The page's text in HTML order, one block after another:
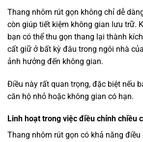
Thang nhôm rút gọn không chỉ dễ
còn giúp tiết kiệm không gian lưu trữ.
bạn có thể thu gọn thang lại thành
cất giữ ở bất kỳ đâu trong ngôi nhà
ảnh hưởng đến không gian.
Điều này rất quan trọng, đặc biệt nếu
căn hộ nhỏ hoặc không gian có hạn.
Linh hoạt trong việc điều chỉnh chiều
Thang nhôm rút gọn có khả năng